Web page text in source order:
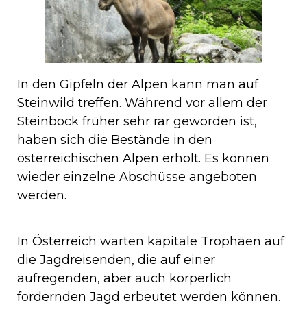
In den Gipfeln der Alpen kann man auf
Steinwild treffen. Während vor allem der
Steinbock früher sehr rar geworden ist,
haben sich die Bestände in den
österreichischen Alpen erholt. Es können
wieder einzelne Abschüsse angeboten
werden.
In Österreich warten kapitale Trophäen auf
die Jagdreisenden, die auf einer
aufregenden, aber auch körperlich
fordernden Jagd erbeutet werden können.